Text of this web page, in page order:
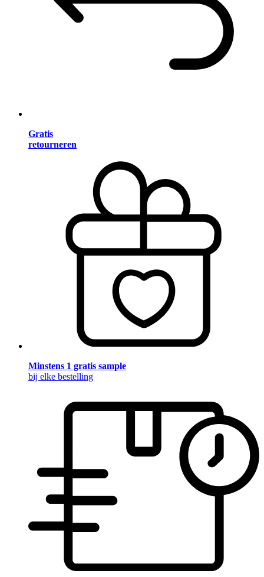
Gratis
retourneren
Minstens 1 gratis sample
bij elke bestelling